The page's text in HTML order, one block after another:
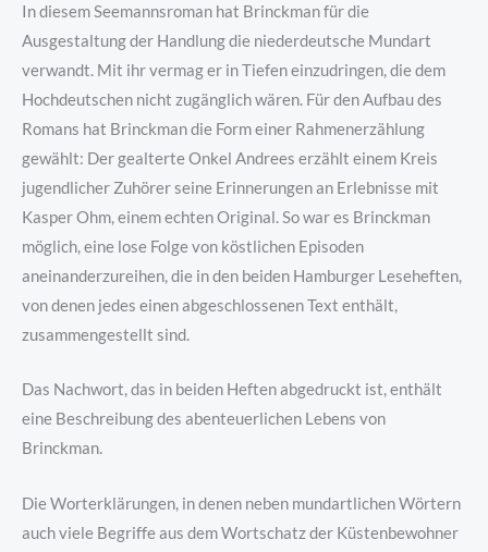
In diesem Seemannsroman hat Brinckman für die
Ausgestaltung der Handlung die niederdeutsche Mundart
verwandt. Mit ihr vermag er in Tiefen einzudringen, die dem
Hochdeutschen nicht zugänglich wären. Für den Aufbau des
Romans hat Brinckman die Form einer Rahmenerzählung
gewählt: Der gealterte Onkel Andrees erzählt einem Kreis
jugendlicher Zuhörer seine Erinnerungen an Erlebnisse mit
Kasper Ohm, einem echten Original. So war es Brinckman
möglich, eine lose Folge von köstlichen Episoden
aneinanderzureihen, die in den beiden Hamburger Leseheften,
von denen jedes einen abgeschlossenen Text enthält,
zusammengestellt sind.
Das Nachwort, das in beiden Heften abgedruckt ist, enthält
eine Beschreibung des abenteuerlichen Lebens von
Brinckman.
Die Worterklärungen, in denen neben mundartlichen Wörtern
auch viele Begriffe aus dem Wortschatz der Küstenbewohner